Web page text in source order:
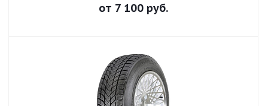
от 7 100 руб.